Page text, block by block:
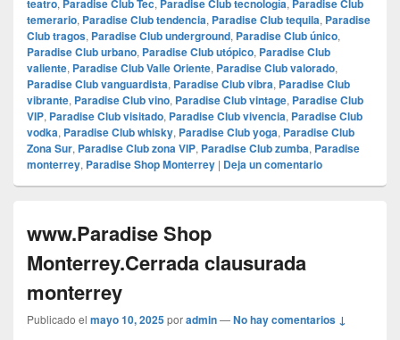
teatro, Paradise Club Tec, Paradise Club tecnología, Paradise Club
temerario, Paradise Club tendencia, Paradise Club tequila, Paradise
Club tragos, Paradise Club underground, Paradise Club único,
Paradise Club urbano, Paradise Club utópico, Paradise Club
valiente, Paradise Club Valle Oriente, Paradise Club valorado,
Paradise Club vanguardista, Paradise Club vibra, Paradise Club
vibrante, Paradise Club vino, Paradise Club vintage, Paradise Club
VIP, Paradise Club visitado, Paradise Club vivencia, Paradise Club
vodka, Paradise Club whisky, Paradise Club yoga, Paradise Club
Zona Sur, Paradise Club zona VIP, Paradise Club zumba, Paradise
monterrey, Paradise Shop Monterrey | Deja un comentario
www.Paradise Shop
Monterrey.Cerrada clausurada
monterrey
Publicado el mayo 10, 2025poradmin—No hay comentarios ↓